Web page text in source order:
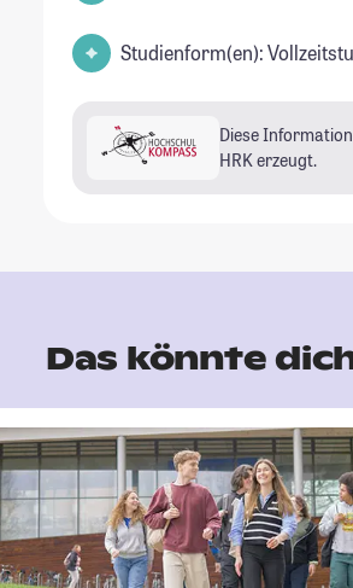
Studienform(en):
Diese
HRK erzeugt.
Das könnte